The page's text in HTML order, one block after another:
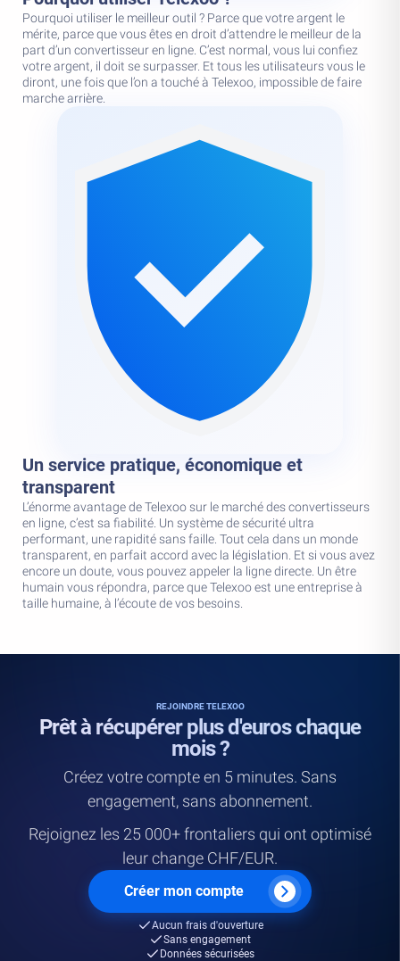
Pourquoi utiliser le meilleur outil ? Parce que votre argent le
mérite, parce que vous êtes en droit d’attendre le meilleur de la
part d’un convertisseur en ligne. C’est normal, vous lui confiez
votre argent, il doit se surpasser. Et tous les utilisateurs vous le
diront, une fois que l’on a touché à Telexoo, impossible de faire
marche arrière.
Un service pratique, économique et
transparent
L’énorme avantage de Telexoo sur le marché des convertisseurs
en ligne, c’est sa fiabilité. Un système de sécurité ultra
performant, une rapidité sans faille. Tout cela dans un monde
transparent, en parfait accord avec la législation. Et si vous avez
encore un doute, vous pouvez appeler la ligne directe. Un être
humain vous répondra, parce que Telexoo est une entreprise à
taille humaine, à l’écoute de vos besoins.
REJOINDRE TELEXOO
Prêt à récupérer plus d'euros chaque
mois ?
Créez votre compte en 5 minutes. Sans
engagement, sans abonnement.
Rejoignez les 25 000+ frontaliers qui ont optimisé
leur change CHF/EUR.
Créer mon compte
Aucun frais d'ouverture
Sans engagement
Données sécurisées